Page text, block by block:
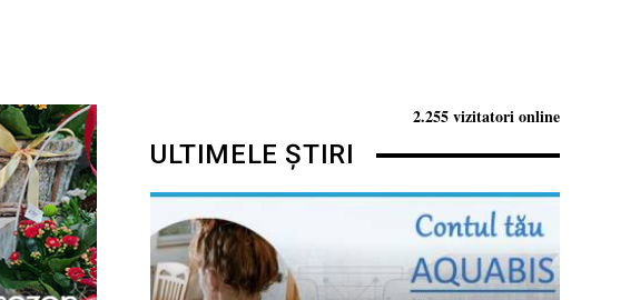
2.255 vizitatori online
ULTIMELE ȘTIRI